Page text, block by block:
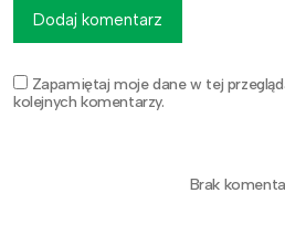
Zapamiętaj moje dane w tej
kolejnych komentarzy.
Dodaj komentarz
Brak